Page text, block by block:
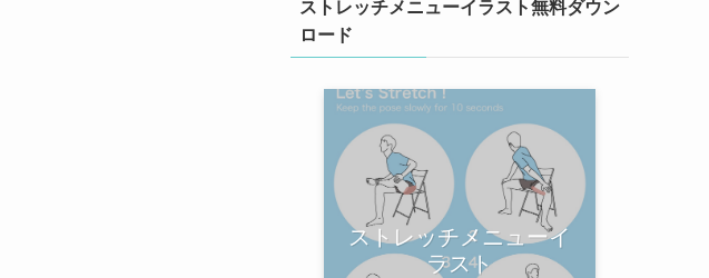
ストレッチメニューイラスト無料ダウン
ロード
ストレッチメニューイ
ラスト